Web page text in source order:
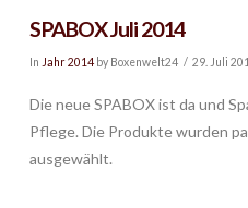
SPABOX Juli 2014
In Jahr 2014by Boxenwelt24 29. Juli
Die neue SPABOX ist da und
Pflege. Die Produkte wurden
ausgewählt.